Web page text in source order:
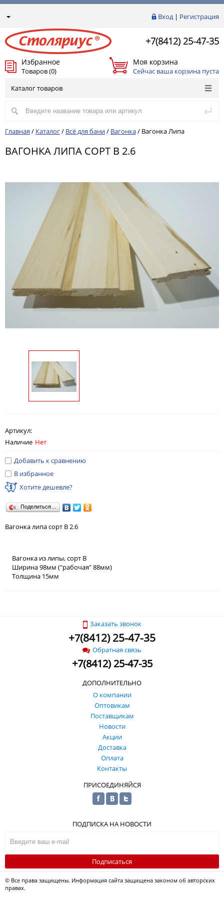
Вход| Регистрация
+7(8412) 25-47-35
Избранное
Товаров (0)
Моя корзина
Сейчас ваша корзина пуста
Каталог товаров
Главная / Каталог/ Всё для бани/ Вагонка/ Вагонка Липа
ВАГОНКА ЛИПА СОРТ В 2.6
Артикул:
Наличие Нет
Добавить к сравнению
В избранное
Хотите дешевле?
Поделиться…
Вагонка липа сорт В 2.6
Вагонка из липы, сорт В
Ширина 98мм ("рабочая" 88мм)
Толщина 15мм
Заказать звонок
+7(8412) 25-47-35
Обратная связь
+7(8412) 25-47-35
ДОПОЛНИТЕЛЬНО
О компании
Оптовикам
Поставщикам
Новости
Акции
Доставка
Оплата
Контакты
ПРИСОЕДИНЯЙСЯ
ПОДПИСКА НА НОВОСТИ
Подписаться
© Все права защищены. Информация сайта защищена законом об авторских
правах.